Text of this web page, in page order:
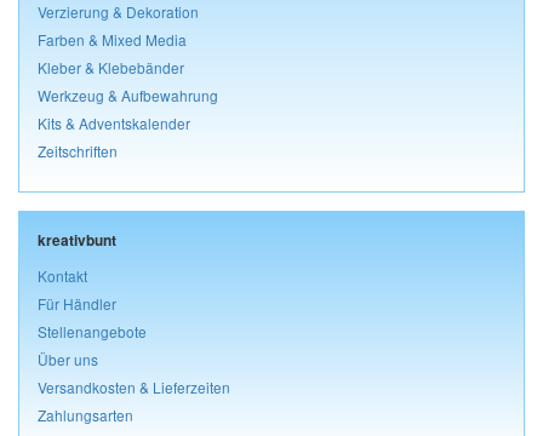
Verzierung & Dekoration
Farben & Mixed Media
Kleber & Klebebänder
Werkzeug & Aufbewahrung
Kits & Adventskalender
Zeitschriften
kreativbunt
Kontakt
Für Händler
Stellenangebote
Über uns
Versandkosten & Lieferzeiten
Zahlungsarten